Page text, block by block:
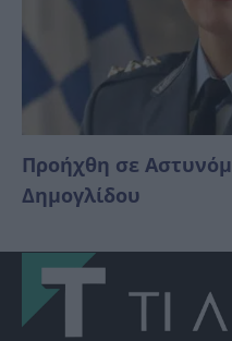
Προήχθη σε
Δημογλίδου